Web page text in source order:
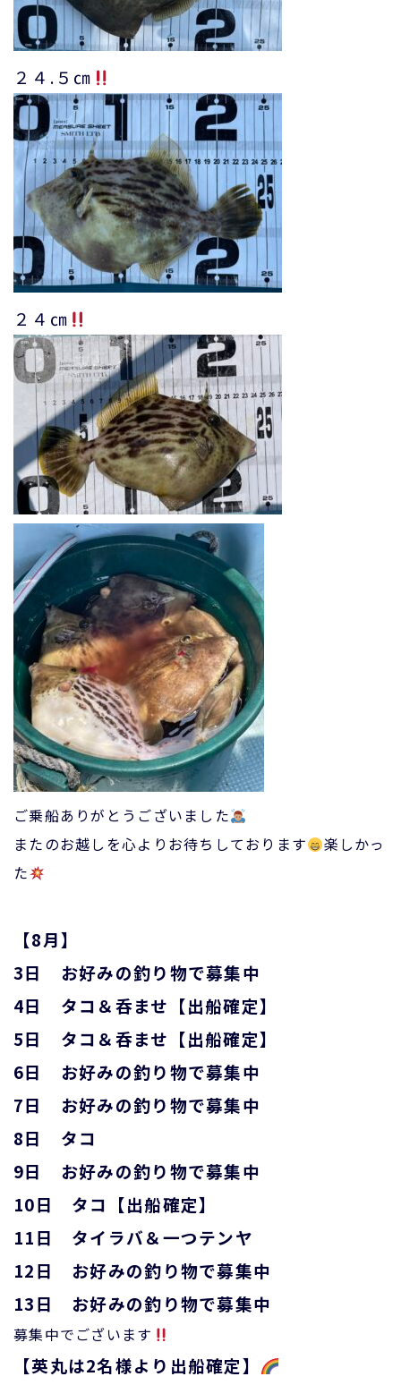
２４.５㎝
２４㎝
ご乗船ありがとうございました
またのお越しを心よりお待ちしております
楽しかっ
た
【8月】
3日 お好みの釣り物で募集中
4日 タコ＆呑ませ【出船確定】
5日 タコ＆呑ませ【出船確定】
6日 お好みの釣り物で募集中
7日 お好みの釣り物で募集中
8日 タコ
9日 お好みの釣り物で募集中
10日 タコ【出船確定】
11日 タイラバ＆一つテンヤ
12日 お好みの釣り物で募集中
13日 お好みの釣り物で募集中
募集中でございます
【英丸は2名様より出船確定】